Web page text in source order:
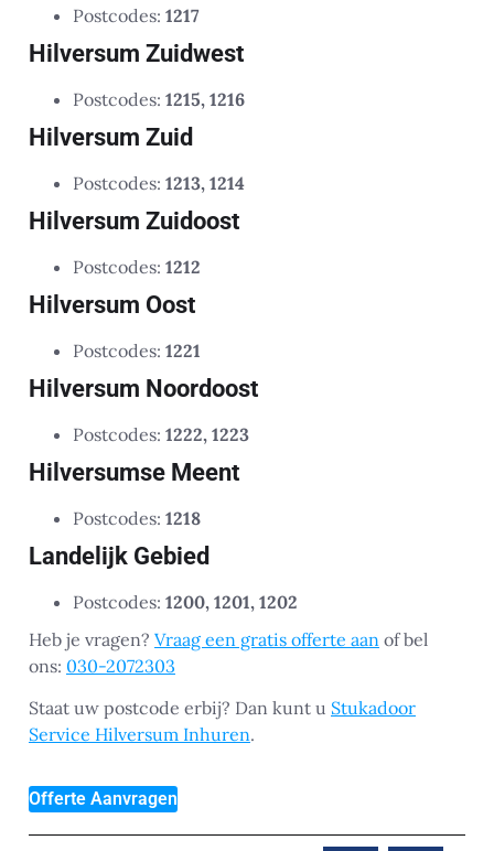
Postcodes: 1217
Hilversum Zuidwest
Postcodes: 1215, 1216
Hilversum Zuid
Postcodes: 1213, 1214
Hilversum Zuidoost
Postcodes: 1212
Hilversum Oost
Postcodes: 1221
Hilversum Noordoost
Postcodes: 1222, 1223
Hilversumse Meent
Postcodes: 1218
Landelijk Gebied
Postcodes: 1200, 1201, 1202
Heb je vragen? Vraag een gratis offerte aan of bel
ons: 030-2072303
Staat uw postcode erbij? Dan kunt u Stukadoor
Service Hilversum Inhuren.
Offerte Aanvragen